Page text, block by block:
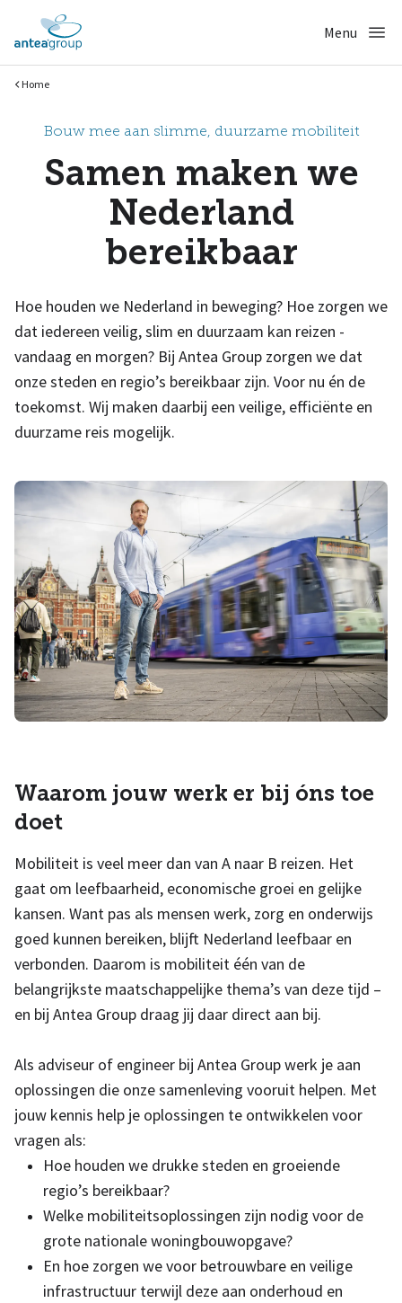
Home
Bouw mee aan slimme, duurzame mobiliteit
Samen maken we
Nederland
bereikbaar
Hoe houden we Nederland in beweging? Hoe zorgen we
dat iedereen veilig, slim en duurzaam kan reizen -
vandaag en morgen? Bij Antea Group zorgen we dat
onze steden en regio’s bereikbaar zijn. Voor nu én de
toekomst. Wij maken daarbij een veilige, efficiënte en
duurzame reis mogelijk.
Waarom jouw werk er bij óns toe
doet
Mobiliteit is veel meer dan van A naar B reizen. Het
gaat om leefbaarheid, economische groei en gelijke
kansen. Want pas als mensen werk, zorg en onderwijs
goed kunnen bereiken, blijft Nederland leefbaar en
verbonden. Daarom is mobiliteit één van de
belangrijkste maatschappelijke thema’s van deze tijd –
en bij Antea Group draag jij daar direct aan bij.
Als adviseur of engineer bij Antea Group werk je aan
oplossingen die onze samenleving vooruit helpen. Met
jouw kennis help je oplossingen te ontwikkelen voor
vragen als:
Hoe houden we drukke steden en groeiende
regio’s bereikbaar?
Welke mobiliteitsoplossingen zijn nodig voor de
grote nationale woningbouwopgave?
En hoe zorgen we voor betrouwbare en veilige
infrastructuur terwijl deze aan onderhoud en